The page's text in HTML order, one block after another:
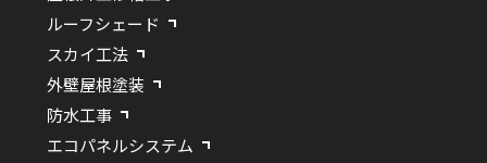
ルーフシェード
スカイ工法
外壁屋根塗装
防水工事
エコパネルシステム